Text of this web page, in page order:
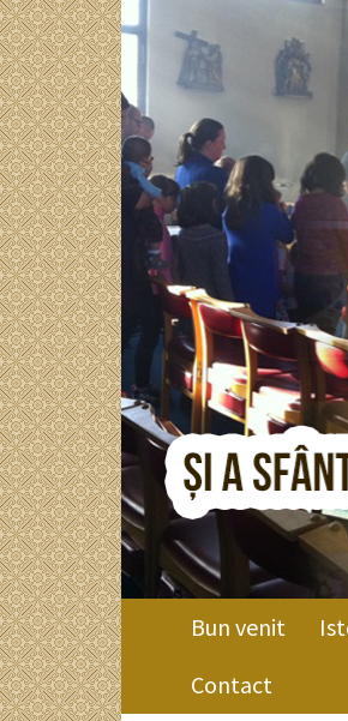
Sari
conținut
M
MENIU
PRINCIPAL
Bun venit
Contact